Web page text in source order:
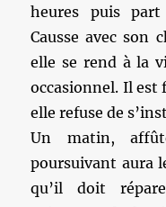
heures puis
Causse avec son
elle se rend à la
occasionnel. Il est
elle refuse de
Un matin,
poursuivant aura
qu’il doit